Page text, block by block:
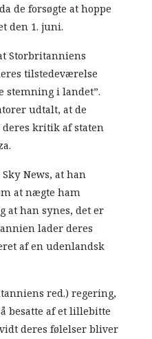
de forsøgte at hoppe
den 1. juni.
Storbritanniens
tilstedeværelse
stemning i landet”.
udtalt, at de
kritik af staten
News, at han
at nægte ham
at han synes, det er
lader deres
af en udenlandsk
red.) regering,
besatte af et lillebitte
deres følelser bliver